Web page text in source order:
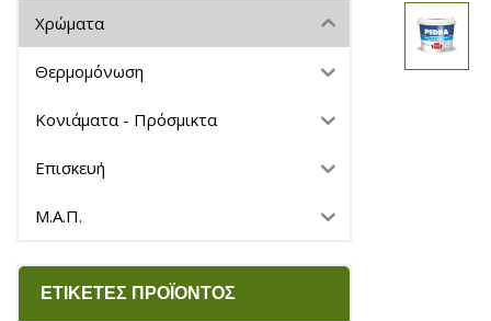
Χρώματα
Θερμομόνωση
Κονιάματα - Πρόσμικτα
Επισκευή
Μ.Α.Π.
ΕΤΙΚΈΤΕΣ ΠΡΟΪΌΝΤΟΣ